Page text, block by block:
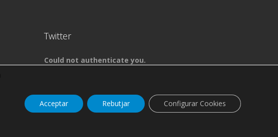
Twitter
Could not authenticate you.
Acceptar Rebutjar Configurar Cookies